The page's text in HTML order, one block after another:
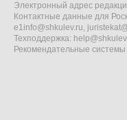
Электронный адрес
Контактные данные для
e1info@shkulev.ru,
Техподдержка:
Рекомендательные системы